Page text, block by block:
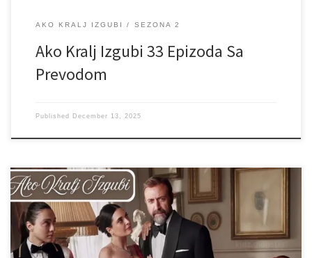
AKO KRALJ IZGUBI SEZONA 2
Ako Kralj Izgubi 33 Epizoda Sa
Prevodom
Published December 13, 2025